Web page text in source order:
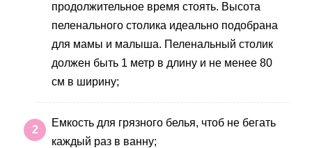
продолжительное время стоять. Высота
пеленального столика идеально подобрана
для мамы и малыша. Пеленальный столик
должен быть 1 метр в длину и не менее 80
см в ширину;
Емкость для грязного белья, чтоб не бегать
каждый раз в ванну;